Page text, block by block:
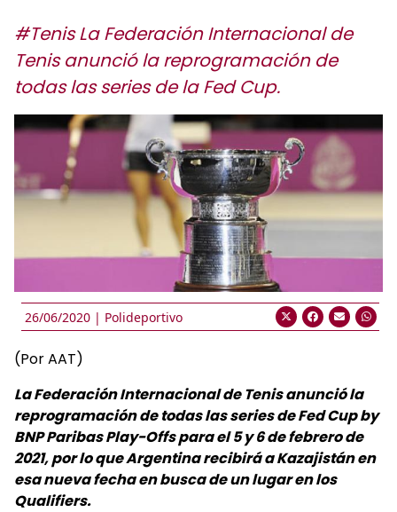
#Tenis La Federación Internacional de
Tenis anunció la reprogramación de
todas las series de la Fed Cup.
26/06/2020 | Polideportivo
(Por AAT)
La Federación Internacional de Tenis anunció la
reprogramación de todas las series de Fed Cup by
BNP Paribas Play-Offs para el 5 y 6 de febrero de
2021, por lo que Argentina recibirá a Kazajistán en
esa nueva fecha en busca de un lugar en los
Qualifiers.